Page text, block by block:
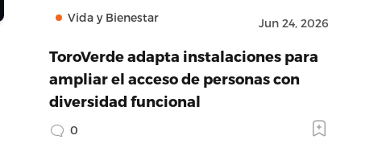
Vida y Bienestar Jun 24, 2026
ToroVerde adapta instalaciones para
ampliar el acceso de personas con
diversidad funcional
0